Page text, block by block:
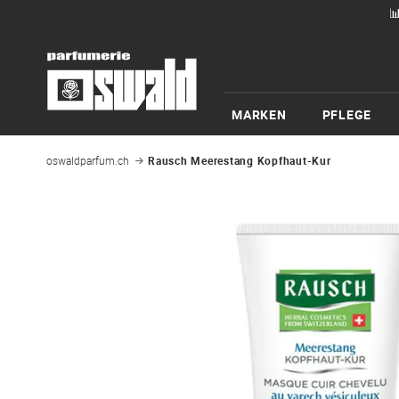
MARKEN PFLEGE
oswaldparfum.ch Rausch Meerestang Kopfhaut-Kur